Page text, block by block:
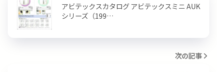
アビテックスカタログ アビテックスミニ AUK
シリーズ（199…
次の記事